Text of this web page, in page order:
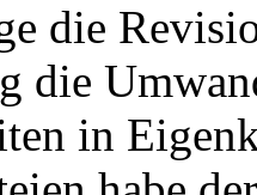
die
die
in